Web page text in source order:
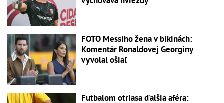
FOTO Messiho žena v bikinách:
Komentár Ronaldovej Georginy
vyvolal ošiaľ
Futbalom otriasa ďalšia aféra: